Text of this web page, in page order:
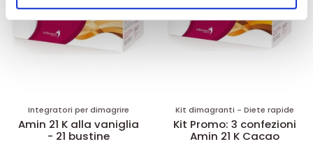
nostri partner che si occupano di analisi dei dati web,
pubblicità e social media, i quali potrebbero combinarle
con altre informazioni che ha fornito loro o che hanno
raccolto dal suo utilizzo dei loro servizi.
Integratori per dimagrire
Amin 21 K alla vaniglia
- 21 bustine
Kit dimagranti - Diete rapide
Kit Promo: 3 confezioni
Amin 21 K Cacao